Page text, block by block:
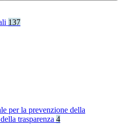
137
per la prevenzione della
trasparenza 4